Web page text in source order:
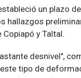
un plazo
hallazgos
y Taltal.
desnivel",
tipo de